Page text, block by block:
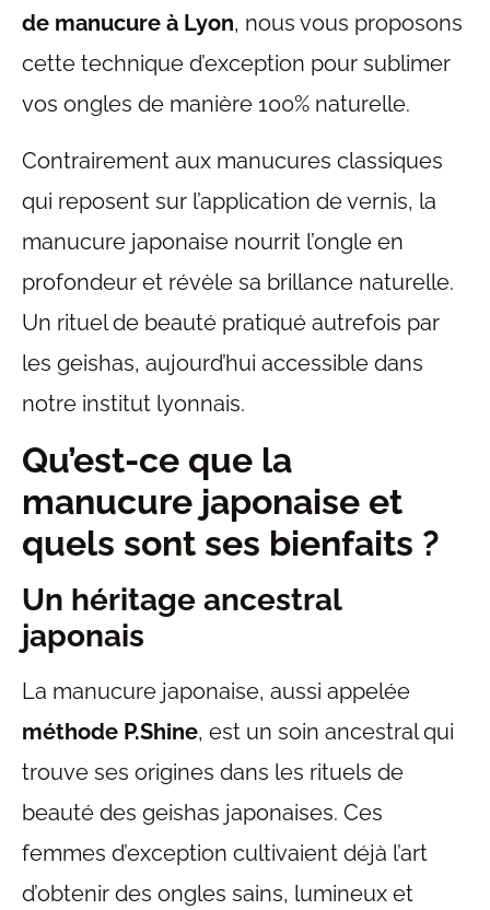
de manucure à Lyon, nous vous proposons
cette technique d’exception pour sublimer
vos ongles de manière 100% naturelle.
Contrairement aux manucures classiques
qui reposent sur l’application de vernis, la
manucure japonaise nourrit l’ongle en
profondeur et révèle sa brillance naturelle.
Un rituel de beauté pratiqué autrefois par
les geishas, aujourd’hui accessible dans
notre institut lyonnais.
Qu’est-ce que la
manucure japonaise et
quels sont ses bienfaits ?
Un héritage ancestral
japonais
La manucure japonaise, aussi appelée
méthode P.Shine, est un soin ancestral qui
trouve ses origines dans les rituels de
beauté des geishas japonaises. Ces
femmes d’exception cultivaient déjà l’art
d’obtenir des ongles sains, lumineux et